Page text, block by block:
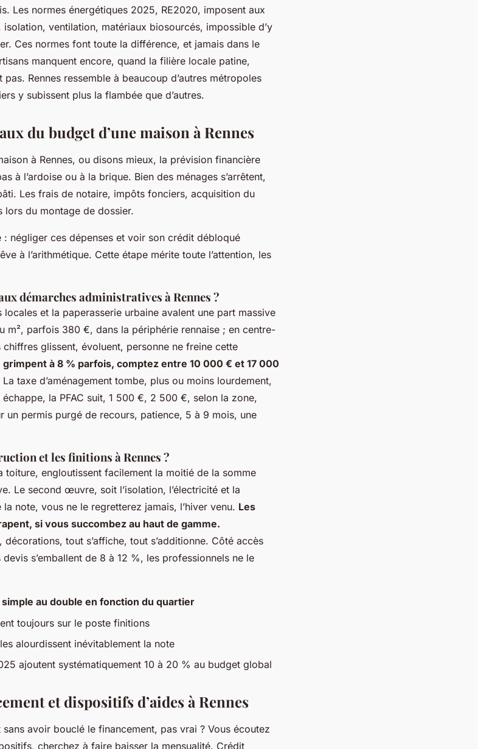
Les normes énergétiques 2025, RE2020, imposent aux
isolation, ventilation, matériaux biosourcés, impossible d’y
Ces normes font toute la différence, et jamais dans le
manquent encore, quand la filière locale patine,
Rennes ressemble à beaucoup d’autres métropoles
y subissent plus la flambée que d’autres.
du budget d’une maison à Rennes
à Rennes, ou disons mieux, la prévision financière
à l’ardoise ou à la brique. Bien des ménages s’arrêtent,
Les frais de notaire, impôts fonciers, acquisition du
du montage de dossier.
négliger ces dépenses et voir son crédit débloqué
à l’arithmétique. Cette étape mérite toute l’attention, les
démarches administratives à Rennes ?
locales et la paperasserie urbaine avalent une part massive
m², parfois 380 €, dans la périphérie rennaise ; en centre-
glissent, évoluent, personne ne freine cette
à 8 % parfois, comptez entre 10 000 € et 17 000
La taxe d’aménagement tombe, plus ou moins lourdement,
la PFAC suit, 1 500 €, 2 500 €, selon la zone,
un permis purgé de recours, patience, 5 à 9 mois, une
et les finitions à Rennes ?
toiture, engloutissent facilement la moitié de la somme
Le second œuvre, soit l’isolation, l’électricité et la
note, vous ne le regretterez jamais, l’hiver venu. Les
si vous succombez au haut de gamme.
tout s’affiche, tout s’additionne. Côté accès
s’emballent de 8 à 12 %, les professionnels ne le
au double en fonction du quartier
toujours sur le poste finitions
alourdissent inévitablement la note
ajoutent systématiquement 10 à 20 % au budget global
et dispositifs d’aides à Rennes
avoir bouclé le financement, pas vrai ? Vous écoutez
cherchez à faire baisser la mensualité. Crédit